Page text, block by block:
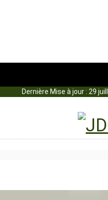
Dernière Mise à jour : 29